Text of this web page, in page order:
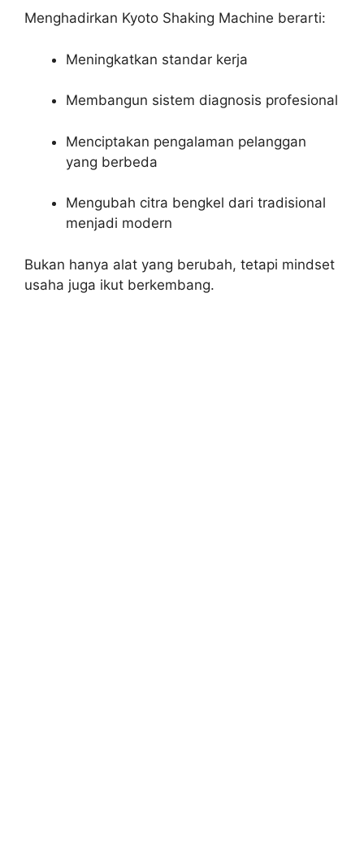
Menghadirkan Kyoto Shaking Machine berarti:
Meningkatkan standar kerja
Membangun sistem diagnosis profesional
Menciptakan pengalaman pelanggan
yang berbeda
Mengubah citra bengkel dari tradisional
menjadi modern
Bukan hanya alat yang berubah, tetapi mindset
usaha juga ikut berkembang.